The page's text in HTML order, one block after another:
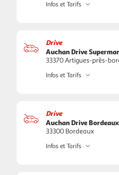
Infos et Tarifs
Drive
Auchan Drive
33370 Artigues-près-
Infos et Tarifs
Drive
Auchan Drive
33300 Bordeaux
Infos et Tarifs